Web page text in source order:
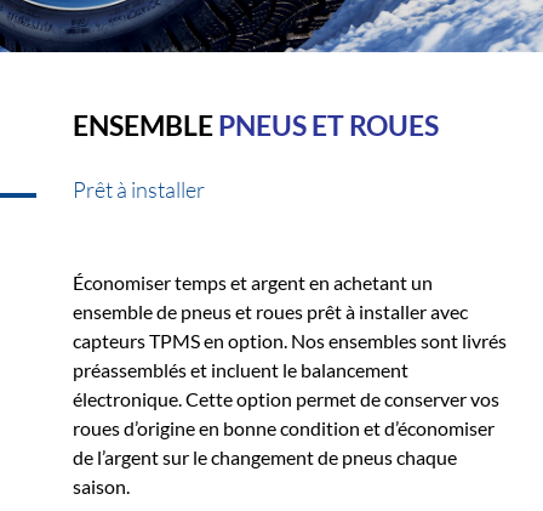
ENSEMBLEPNEUS ET ROUES
Prêt à installer
Économiser temps et argent en achetant un
ensemble de pneus et roues prêt à installer avec
capteurs TPMS en option. Nos ensembles sont livrés
préassemblés et incluent le balancement
électronique. Cette option permet de conserver vos
roues d’origine en bonne condition et d’économiser
de l’argent sur le changement de pneus chaque
saison.